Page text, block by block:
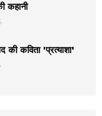
कहानी
कविता 'प्रत्याशा'